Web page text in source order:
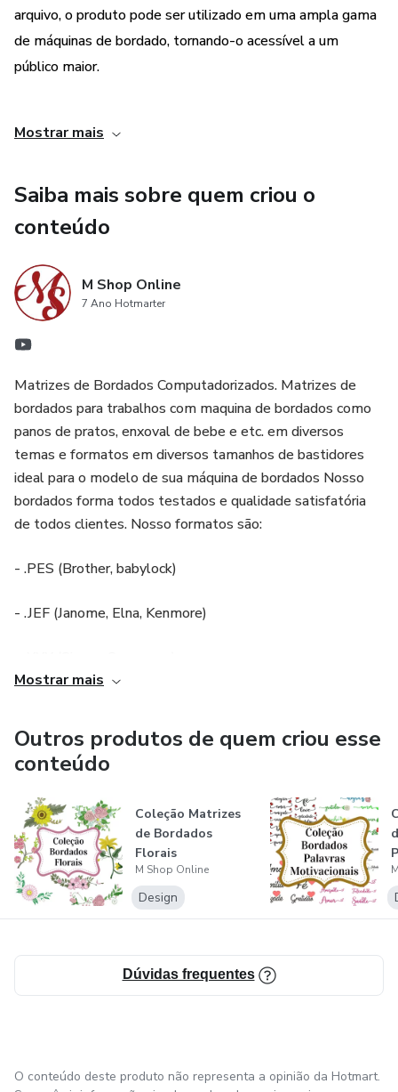
arquivo, o produto pode ser utilizado em uma ampla gama
de máquinas de bordado, tornando-o acessível a um
público maior.
coleção de matrizes de bordados é perfeita para quem
data especial.
4. Grande quantidade de matrizes: Com 120 matrizes
disponíveis, o produto oferece uma ampla variedade de
opções para os usuários, permitindo que eles criem
projetos únicos e personalizados para suas mães.
Mostrar mais
Saiba mais sobre quem criou o
conteúdo
M Shop Online
7 Ano Hotmarter
Matrizes de Bordados Computadorizados. Matrizes de
bordados para trabalhos com maquina de bordados como
panos de pratos, enxoval de bebe e etc. em diversos
temas e formatos em diversos tamanhos de bastidores
ideal para o modelo de sua máquina de bordados Nosso
bordados forma todos testados e qualidade satisfatória
de todos clientes. Nosso formatos são:
- .PES (Brother, babylock)
- .JEF (Janome, Elna, Kenmore)
- .EXP (Bernina, Melco)
Mostrar mais
Outros produtos de quem criou esse
conteúdo
Coleção Matrizes
de Bordados
Florais
M Shop Online
Design
Dúvidas frequentes
O conteúdo deste produto não representa a opinião da Hotmart.